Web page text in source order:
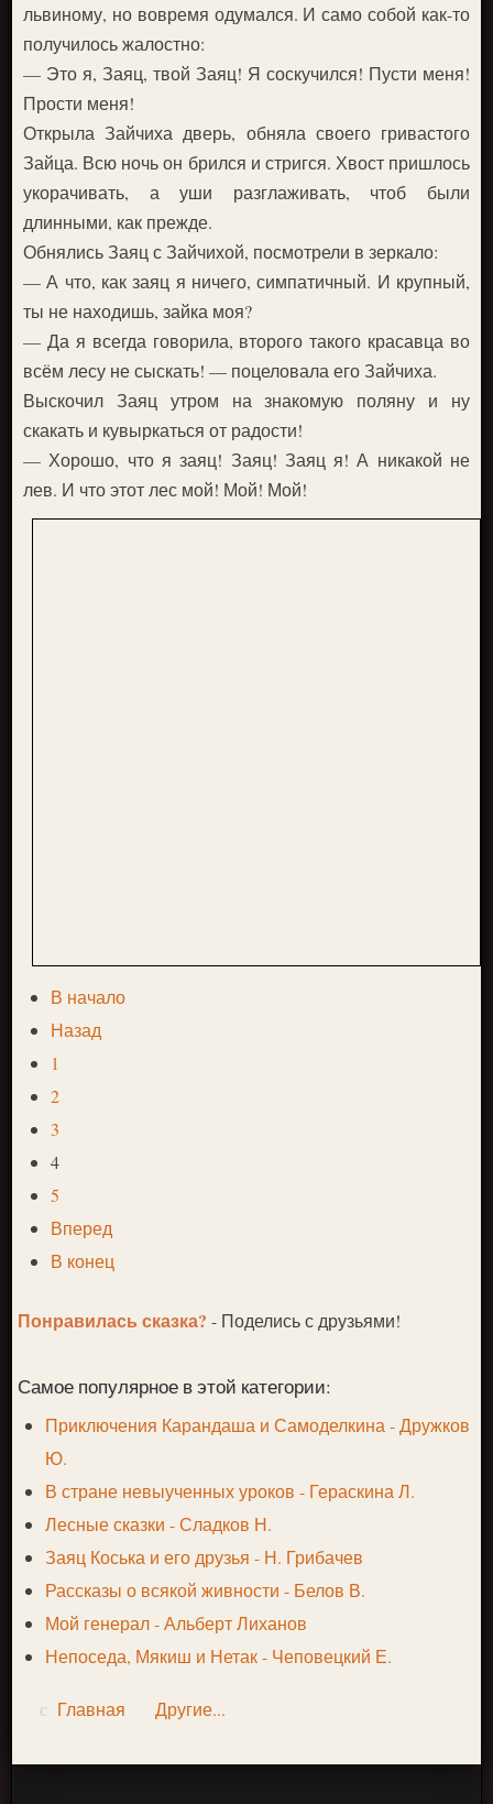
львиному, но вовремя одумался. И само собой как-то
получилось жалостно:
— Это я, Заяц, твой Заяц! Я соскучился! Пусти меня!
Прости меня!
Открыла Зайчиха дверь, обняла своего гривастого
Зайца. Всю ночь он брился и стригся. Хвост пришлось
укорачивать, а уши разглаживать, чтоб были
длинными, как прежде.
Обнялись Заяц с Зайчихой, посмотрели в зеркало:
— А что, как заяц я ничего, симпатичный. И крупный,
ты не находишь, зайка моя?
— Да я всегда говорила, второго такого красавца во
всём лесу не сыскать! — поцеловала его Зайчиха.
Выскочил Заяц утром на знакомую поляну и ну
скакать и кувыркаться от радости!
— Хорошо, что я заяц! Заяц! Заяц я! А никакой не
лев. И что этот лес мой! Мой! Мой!
В начало
Назад
1
2
3
4
5
Вперед
В конец
Понравилась сказка?- Поделись с друзьями!
Самое популярное в этой категории:
Приключения Карандаша и Самоделкина - Дружков
Ю.
В стране невыученных уроков - Гераскина Л.
Лесные сказки - Сладков Н.
Заяц Коська и его друзья - Н. Грибачев
Рассказы о всякой живности - Белов В.
Мой генерал - Альберт Лиханов
Непоседа, Мякиш и Нетак - Чеповецкий Е.
Главная Другие...